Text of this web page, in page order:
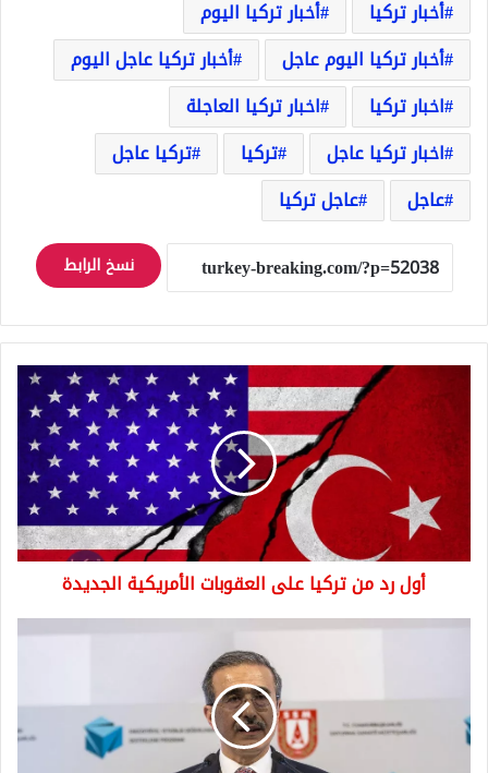
أخبار تركيا
أخبار تركيا اليوم
أخبار تركيا اليوم عاجل
أخبار تركيا عاجل اليوم
اخبار تركيا
اخبار تركيا العاجلة
اخبار تركيا عاجل
تركيا
تركيا عاجل
عاجل
عاجل تركيا
نسخ الرابط
تركيا
على
العقوبات
الأمريكية
الجديدة
أول رد من تركيا على العقوبات الأمريكية الجديدة
الدفاعية
التركية